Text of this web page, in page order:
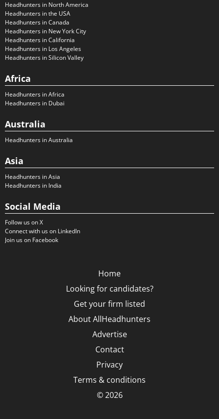
Headhunters in North America
Headhunters in the USA
Headhunters in Canada
Headhunters in New York City
Headhunters in California
Headhunters in Los Angeles
Headhunters in Silicon Valley
Africa
Headhunters in Africa
Headhunters in Dubai
Australia
Headhunters in Australia
Asia
Headhunters in Asia
Headhunters in India
Social Media
Follow us on X
Connect with us on LinkedIn
Join us on Facebook
Home
Looking for candidates?
Get your firm listed
About AllHeadhunters
Advertise
Contact
Privacy
Terms & conditions
© 2026